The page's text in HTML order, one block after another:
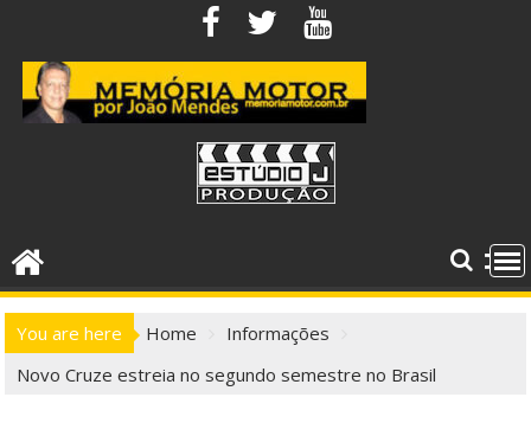
content
You are here Home
Informações
Novo Cruze estreia no segundo semestre no Brasil